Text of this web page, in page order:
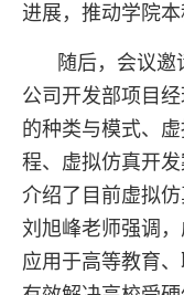
进展，推动学院本
随后，会议邀
公司开发部项目
的种类与模式、
程、虚拟仿真开
介绍了目前虚拟仿
刘旭峰老师强调
应用于高等教育